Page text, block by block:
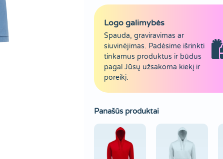
Logo galimybės
Spauda, graviravimas ar
siuvinėjimas. Padėsime išrinkti
tinkamus produktus ir būdus
pagal Jūsų užsakoma kiekį ir
poreikį.
Panašūs produktai